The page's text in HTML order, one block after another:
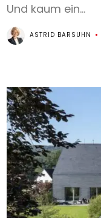
Und kaum ein...
ASTRID BARSUHN